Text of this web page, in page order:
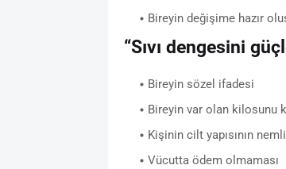
Bireyin değişime hazır
“Sıvı dengesini
Bireyin sözel ifadesi
Bireyin var olan kilosunu
Kişinin cilt yapısının
Vücutta ödem olmaması